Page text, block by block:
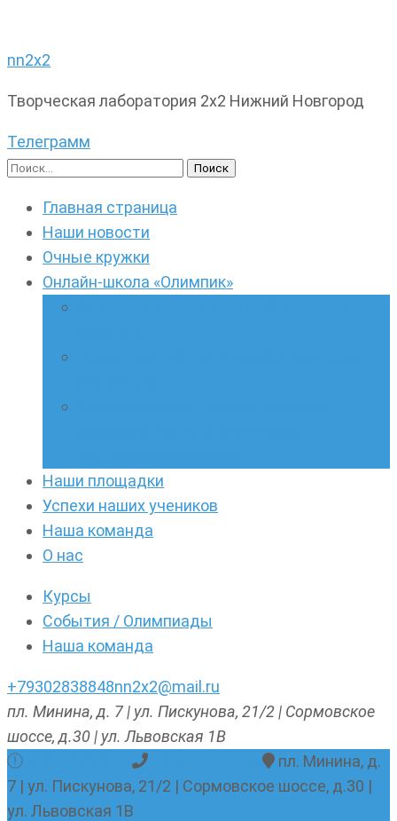
nn2x2
Творческая лаборатория 2х2 Нижний Новгород
Телеграмм
Найти:
Главная страница
Наши новости
Очные кружки
Онлайн-школа «Олимпик»
Наши площадки
Успехи наших учеников
Наша команда
О нас
Курсы
События / Олимпиады
Наша команда
+79302838848nn2x2@mail.ru
пл. Минина, д. 7 | ул. Пискунова, 21/2 | Сормовское
шоссе, д.30 | ул. Львовская 1В
пл. Минина, д.
7 | ул. Пискунова, 21/2 | Сормовское шоссе, д.30 |
ул. Львовская 1В